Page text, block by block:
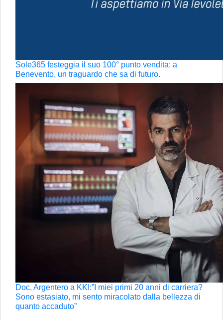
Sole365 festeggia il suo 100° punto vendita: a
Benevento, un traguardo che sa di futuro.
Doc, Argentero a KKI:”I miei primi 20 anni di carriera?
Sono estasiato, mi sento miracolato dalla bellezza di
quanto accaduto”